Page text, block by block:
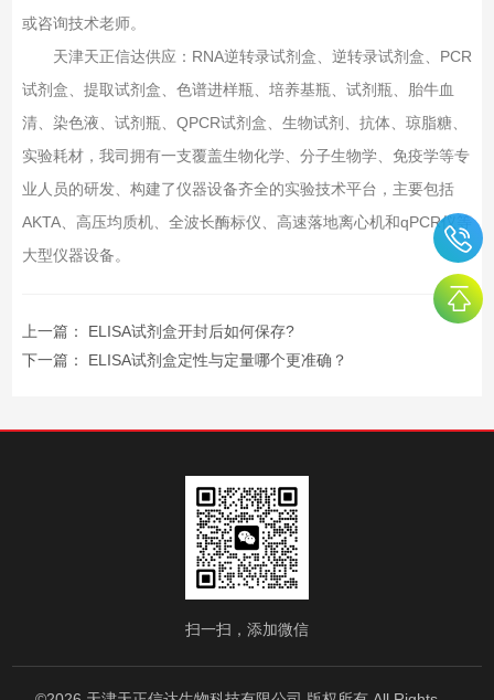
或咨询技术老师。
天津天正信达供应：RNA逆转录试剂盒、逆转录试剂盒、PCR
试剂盒、提取试剂盒、色谱进样瓶、培养基瓶、试剂瓶、胎牛血
清、染色液、试剂瓶、QPCR试剂盒、生物试剂、抗体、琼脂糖、
实验耗材，我司拥有一支覆盖生物化学、分子生物学、免疫学等专
业人员的研发、构建了仪器设备齐全的实验技术平台，主要包括
AKTA、高压均质机、全波长酶标仪、高速落地离心机和qPCR仪等
大型仪器设备。
上一篇： ELISA试剂盒开封后如何保存?
下一篇： ELISA试剂盒定性与定量哪个更准确？
扫一扫，添加微信